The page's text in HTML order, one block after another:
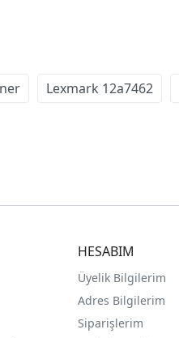
Lexmark 12a7462
HESABIM
Üyelik Bilgilerim
Adres Bilgilerim
Siparişlerim